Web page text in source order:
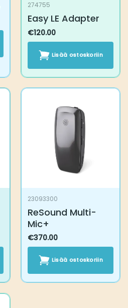
274755
Easy LE Adapter
€120.00
Lisää ostoskoriin
23093300
ReSound Multi-
Mic+
€370.00
Lisää ostoskoriin